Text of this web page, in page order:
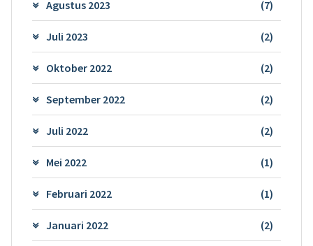
Agustus 2023 (7)
Juli 2023 (2)
Oktober 2022 (2)
September 2022 (2)
Juli 2022 (2)
Mei 2022 (1)
Februari 2022 (1)
Januari 2022 (2)